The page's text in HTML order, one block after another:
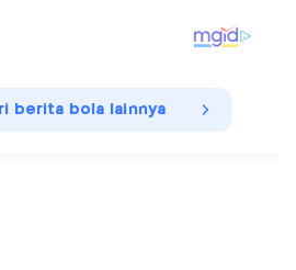
berita bola lainnya